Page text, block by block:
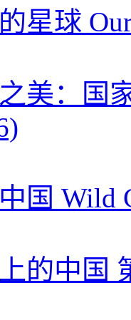
星球
美：国
国 Wild
的中国